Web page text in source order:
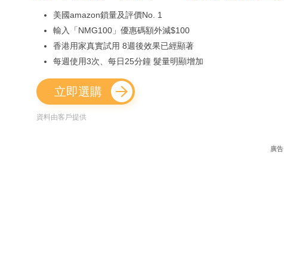
美國amazon鎖量及評價No. 1
輸入「NMG100」優惠碼額外減$100
香港用家真實試用 8週後效果已經顯著
每週使用3次、每日25分鐘 髮量明顯增加
立即選購
資料由客戶提供
廣告